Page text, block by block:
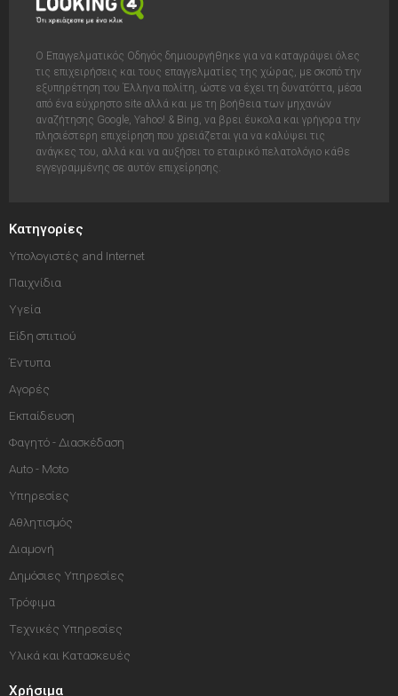
Ο Επαγγελματικός Οδηγός δημιουργήθηκε για να καταγράψει όλες
τις επιχειρήσεις και τους επαγγελματίες της χώρας, με σκοπό την
εξυπηρέτηση του Έλληνα πολίτη, ώστε να έχει τη δυνατόττα, μέσα
από ένα εύχρηστο site αλλά και με τη βοήθεια των μηχανών
αναζήτησης Google, Yahoo! & Bing, να βρει έυκολα και γρήγορα την
πλησιέστερη επιχείρηση που χρειάζεται για να καλύψει τις
ανάγκες του, αλλά και να αυξήσει το εταιρικό πελατολόγιο κάθε
εγγεγραμμένης σε αυτόν επιχείρησης.
Κατηγορίες
Υπολογιστές and Internet
Παιχνίδια
Υγεία
Είδη σπιτιού
Έντυπα
Αγορές
Εκπαίδευση
Φαγητό - Διασκέδαση
Auto - Moto
Υπηρεσίες
Αθλητισμός
Διαμονή
Δημόσιες Υπηρεσίες
Τρόφιμα
Τεχνικές Υπηρεσίες
Υλικά και Κατασκευές
Χρήσιμα